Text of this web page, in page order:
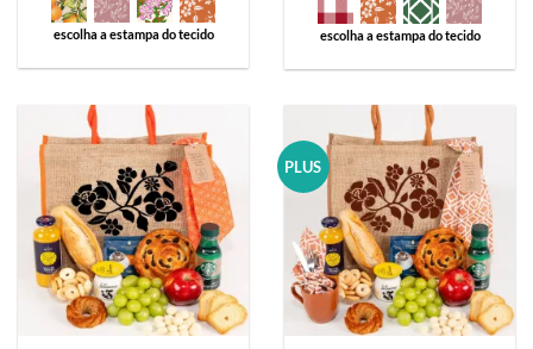
escolha a estampa do tecido escolha a estampa do tecido
PLUS